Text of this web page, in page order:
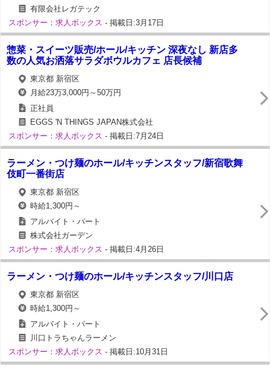
有限会社レガテック
スポンサー：求人ボックス - 掲載日:3月17日
惣菜・スイーツ販売/ホール/キッチン 深夜なし 新店多
数の人気お洒落サラダボウルカフェ 店長候補
東京都 新宿区
月給23万3,000円～50万円
正社員
EGGS 'N THINGS JAPAN株式会社
スポンサー：求人ボックス - 掲載日:7月24日
ラーメン・つけ麺のホール/キッチンスタッフ/新宿歌舞
伎町一番街店
東京都 新宿区
時給1,300円～
アルバイト・パート
株式会社ガーデン
スポンサー：求人ボックス - 掲載日:4月26日
ラーメン・つけ麺のホール/キッチンスタッフ/川口店
東京都 新宿区
時給1,300円～
アルバイト・パート
川口トラちゃんラーメン
スポンサー：求人ボックス - 掲載日:10月31日